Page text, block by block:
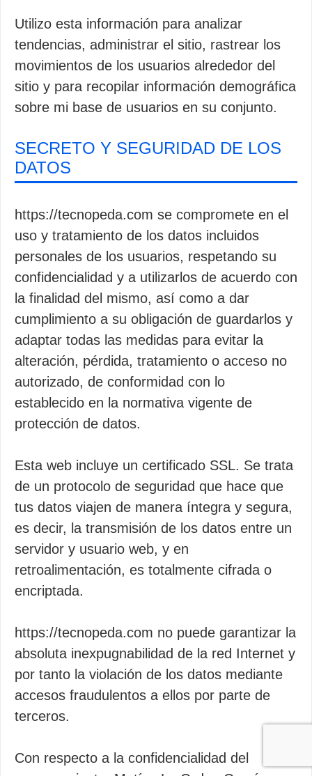
Utilizo esta información para analizar
tendencias, administrar el sitio, rastrear los
movimientos de los usuarios alrededor del
sitio y para recopilar información demográfica
sobre mi base de usuarios en su conjunto.
SECRETO Y SEGURIDAD DE LOS
DATOS
https://tecnopeda.com se compromete en el
uso y tratamiento de los datos incluidos
personales de los usuarios, respetando su
confidencialidad y a utilizarlos de acuerdo con
la finalidad del mismo, así como a dar
cumplimiento a su obligación de guardarlos y
adaptar todas las medidas para evitar la
alteración, pérdida, tratamiento o acceso no
autorizado, de conformidad con lo
establecido en la normativa vigente de
protección de datos.
Esta web incluye un certificado SSL. Se trata
de un protocolo de seguridad que hace que
tus datos viajen de manera íntegra y segura,
es decir, la transmisión de los datos entre un
servidor y usuario web, y en
retroalimentación, es totalmente cifrada o
encriptada.
https://tecnopeda.com no puede garantizar la
absoluta inexpugnabilidad de la red Internet y
por tanto la violación de los datos mediante
accesos fraudulentos a ellos por parte de
terceros.
Con respecto a la confidencialidad del